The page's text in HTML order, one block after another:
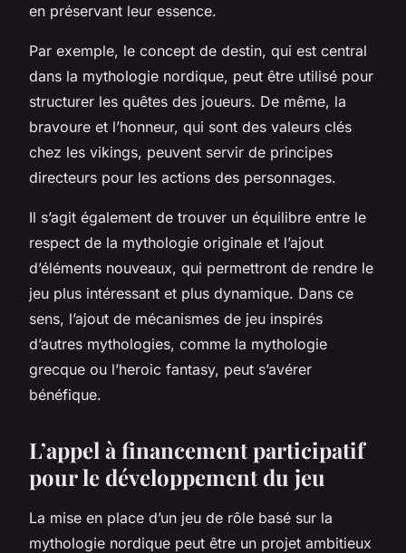
en préservant leur essence.
Par exemple, le concept de destin, qui est central
dans la mythologie nordique, peut être utilisé pour
structurer les quêtes des joueurs. De même, la
bravoure et l’honneur, qui sont des valeurs clés
chez les vikings, peuvent servir de principes
directeurs pour les actions des personnages.
Il s’agit également de trouver un équilibre entre le
respect de la mythologie originale et l’ajout
d’éléments nouveaux, qui permettront de rendre le
jeu plus intéressant et plus dynamique. Dans ce
sens, l’ajout de mécanismes de jeu inspirés
d’autres mythologies, comme la mythologie
grecque ou l’heroic fantasy, peut s’avérer
bénéfique.
L’appel à financement participatif
pour le développement du jeu
La mise en place d’un jeu de rôle basé sur la
mythologie nordique peut être un projet ambitieux